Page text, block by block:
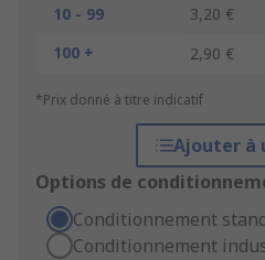
10 - 99
3,20 €
100 +
2,90 €
*Prix donné à titre indicatif
Ajouter à
Options de
Conditionnement
Conditionnement